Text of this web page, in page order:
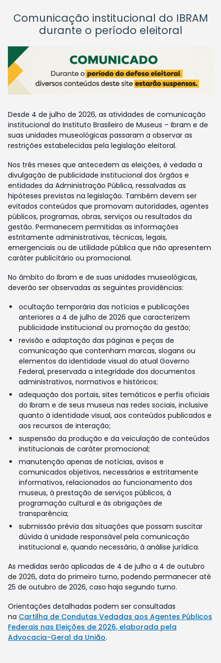
Comunicação institucional do IBRAM
durante o período eleitoral
Desde 4 de julho de 2026, as atividades de comunicação
institucional do Instituto Brasileiro de Museus – Ibram e de
suas unidades museológicas passaram a observar as
restrições estabelecidas pela legislação eleitoral.
Nos três meses que antecedem as eleições, é vedada a
divulgação de publicidade institucional dos órgãos e
entidades da Administração Pública, ressalvadas as
hipóteses previstas na legislação. Também devem ser
evitados conteúdos que promovam autoridades, agentes
públicos, programas, obras, serviços ou resultados da
gestão. Permanecem permitidas as informações
estritamente administrativas, técnicas, legais,
emergenciais ou de utilidade pública que não apresentem
caráter publicitário ou promocional.
No âmbito do Ibram e de suas unidades museológicas,
deverão ser observadas as seguintes providências:
ocultação temporária das notícias e publicações
anteriores a 4 de julho de 2026 que caracterizem
publicidade institucional ou promoção da gestão;
revisão e adaptação das páginas e peças de
comunicação que contenham marcas, slogans ou
elementos da identidade visual do atual Governo
Federal, preservada a integridade dos documentos
administrativos, normativos e históricos;
adequação dos portais, sites temáticos e perfis oficiais
do Ibram e de seus museus nas redes sociais, inclusive
quanto à identidade visual, aos conteúdos publicados e
aos recursos de interação;
suspensão da produção e da veiculação de conteúdos
institucionais de caráter promocional;
manutenção apenas de notícias, avisos e
comunicados objetivos, necessários e estritamente
informativos, relacionados ao funcionamento dos
museus, à prestação de serviços públicos, à
programação cultural e às obrigações de
transparência;
submissão prévia das situações que possam suscitar
dúvida à unidade responsável pela comunicação
institucional e, quando necessário, à análise jurídica.
As medidas serão aplicadas de 4 de julho a 4 de outubro
de 2026, data do primeiro turno, podendo permanecer até
25 de outubro de 2026, caso haja segundo turno.
Orientações detalhadas podem ser consultadas
na Cartilha de Condutas Vedadas aos Agentes Públicos
Federais nas Eleições de 2026, elaborada pela
Advocacia-Geral da União.